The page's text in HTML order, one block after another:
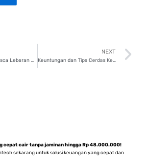
Strategi Bisnis Pasca Lebaran Agar Cuan Maksimal, Coba 7 Tips Ini!
NEXT
Keuntungan dan Tips Cerdas Kelola Pinjaman Online untuk Modal Usaha
cepat cair tanpa jaminan hingga Rp 48.000.000!
sekarang untuk solusi keuangan yang cepat dan